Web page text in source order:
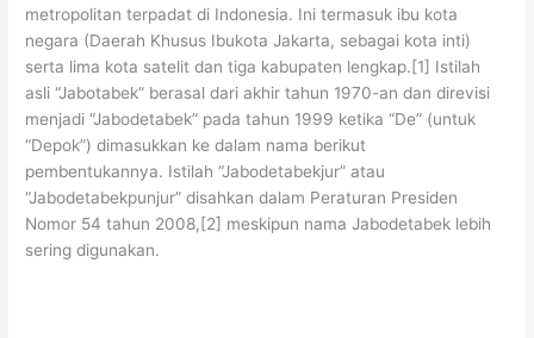
metropolitan terpadat di Indonesia. Ini termasuk ibu kota
negara (Daerah Khusus Ibukota Jakarta, sebagai kota inti)
serta lima kota satelit dan tiga kabupaten lengkap.[1] Istilah
asli “Jabotabek” berasal dari akhir tahun 1970-an dan direvisi
menjadi “Jabodetabek” pada tahun 1999 ketika “De” (untuk
“Depok”) dimasukkan ke dalam nama berikut
pembentukannya. Istilah “Jabodetabekjur” atau
“Jabodetabekpunjur” disahkan dalam Peraturan Presiden
Nomor 54 tahun 2008,[2] meskipun nama Jabodetabek lebih
sering digunakan.